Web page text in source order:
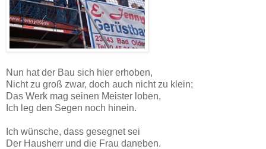
Nun hat der Bau sich hier erhoben,
Nicht zu groß zwar, doch auch nicht zu klein;
Das Werk mag seinen Meister loben,
Ich leg den Segen noch hinein.
Ich wünsche, dass gesegnet sei
Der Hausherr und die Frau daneben.